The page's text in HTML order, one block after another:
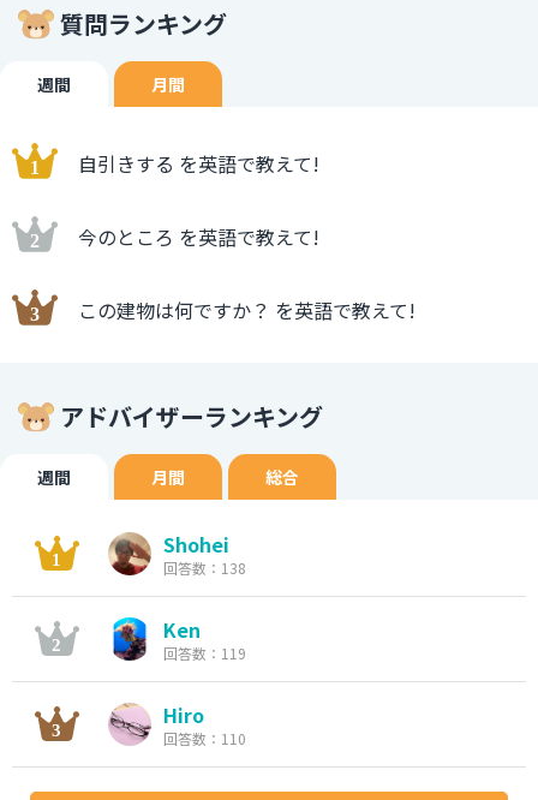
質問ランキング
週間 月間
自引きする を英語で教えて!
今のところ を英語で教えて!
この建物は何ですか？ を英語で教えて!
アドバイザーランキング
週間 月間 総合
Shohei
回答数：138
Ken
回答数：119
Hiro
回答数：110